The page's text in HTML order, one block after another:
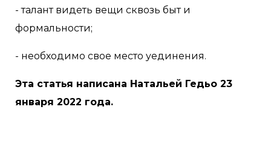
- талант видеть вещи сквозь быт и
формальности;
- необходимо свое место уединения.
Эта статья написана Натальей Гедьо 23
января 2022 года.